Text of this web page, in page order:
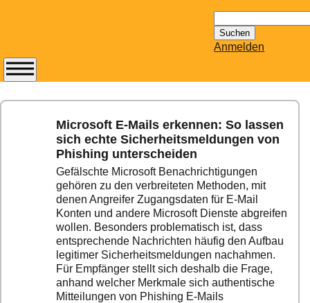
nach:
Anmelden
Microsoft E-Mails erkennen: So lassen
sich echte Sicherheitsmeldungen von
Phishing unterscheiden
Gefälschte Microsoft Benachrichtigungen
gehören zu den verbreiteten Methoden, mit
denen Angreifer Zugangsdaten für E-Mail
Konten und andere Microsoft Dienste abgreifen
wollen. Besonders problematisch ist, dass
entsprechende Nachrichten häufig den Aufbau
legitimer Sicherheitsmeldungen nachahmen.
Für Empfänger stellt sich deshalb die Frage,
anhand welcher Merkmale sich authentische
Mitteilungen von Phishing E-Mails
Abonnieren Sie den
14-tägig
erscheinenden
Newsletter von
Mailhilfe.de
kostenlos.
Der ständig aktuelle
Tipps zu Thema
Email für Sie
bereithält!
Wie z.B. Outlook,
GMail, Thunderbird
oder auch
KuNoMail, usw.